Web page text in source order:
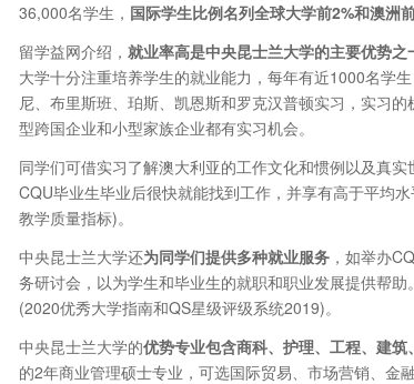
36,000名学生， 国际学生比例名列全球大学前2%和澳洲
留学益网介绍， 就业率高是中央昆士兰大学的主要优势之
大学十分注重培养学生的就业能力，每年有近1000名学
尼、布里斯班、珀斯、凯恩斯和罗克汉普顿实习，实习
型跨国企业和小型家族企业都有实习机会。
同学们可借实习了解澳大利亚的工作文化和惯例以及真
CQU毕业生毕业后很快就能找到工作，并享有高于平均
教学质量指标)。
中央昆士兰大学还为同学们提供多种就业服务 ，如举办
务研讨会，以为学生和毕业生的就职和职业发展提供帮
(2020优秀大学指南和QS星级评级系统2019)。
中央昆士兰大学的优势专业包含商科、护理、工程、建
的2年商业管理硕士专业，可选国际贸易、市场营销、